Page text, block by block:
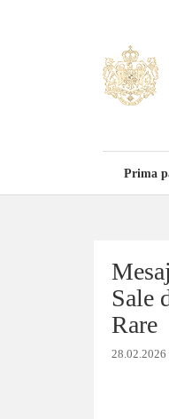
Prima
Sale
Rare
28.02.2026
Sale
Rare
28.02.2026